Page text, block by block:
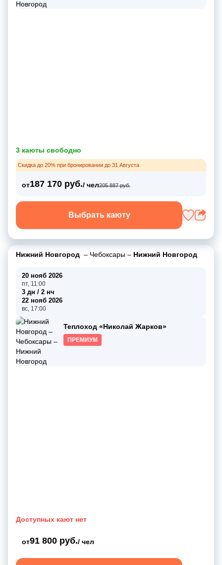
3 каюты свободно
Скидка до 20% при бронировании до 31 Августа
от187 170 руб./ чел205 887 руб.
Выбрать каюту
Нижний Новгород – Чебоксары – Нижний Новгород
20 нояб 2026
пт, 11:00
3 дн / 2 нч
22 нояб 2026
вс, 17:00
Теплоход «Николай Жарков»
ПРЕМИУМ
Доступных кают нет
от91 800 руб./ чел